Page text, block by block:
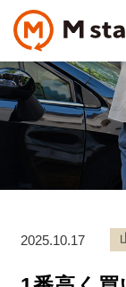
2025.10.17